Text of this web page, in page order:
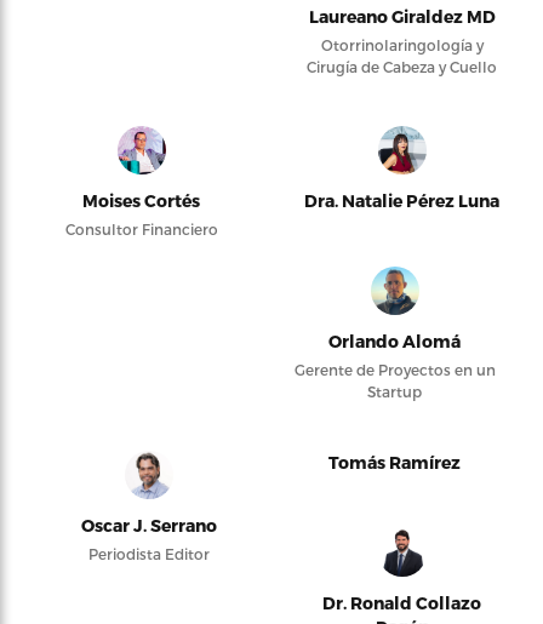
Laureano Giraldez MD
Otorrinolaringología y
Cirugía de Cabeza y Cuello
Moises Cortés
Consultor Financiero
Dra. Natalie Pérez Luna
Orlando Alomá
Gerente de Proyectos en un
Startup
Oscar J. Serrano
Periodista Editor
Tomás Ramírez
Dr. Ronald Collazo